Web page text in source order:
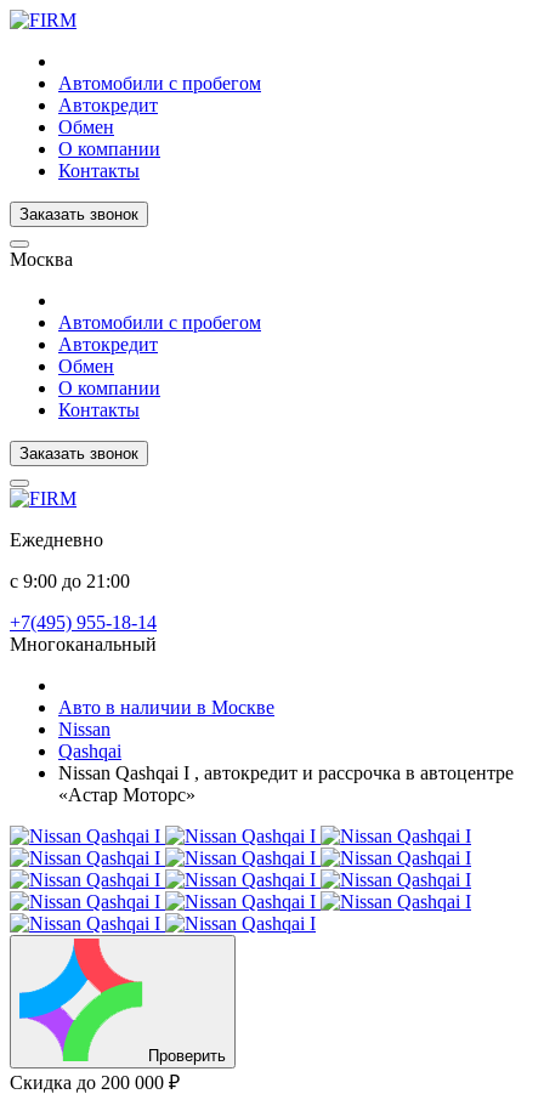
Автомобили с пробегом
Автокредит
Обмен
О компании
Контакты
Заказать звонок
Москва
Автомобили с пробегом
Автокредит
Обмен
О компании
Контакты
Заказать звонок
Ежедневно
с 9:00 до 21:00
+7(495) 955-18-14
Многоканальный
Авто в наличии в Москве
Nissan
Qashqai
Nissan Qashqai I , автокредит и рассрочка в автоцентре
«Астар Моторс»
Проверить
Скидка до 200 000 ₽